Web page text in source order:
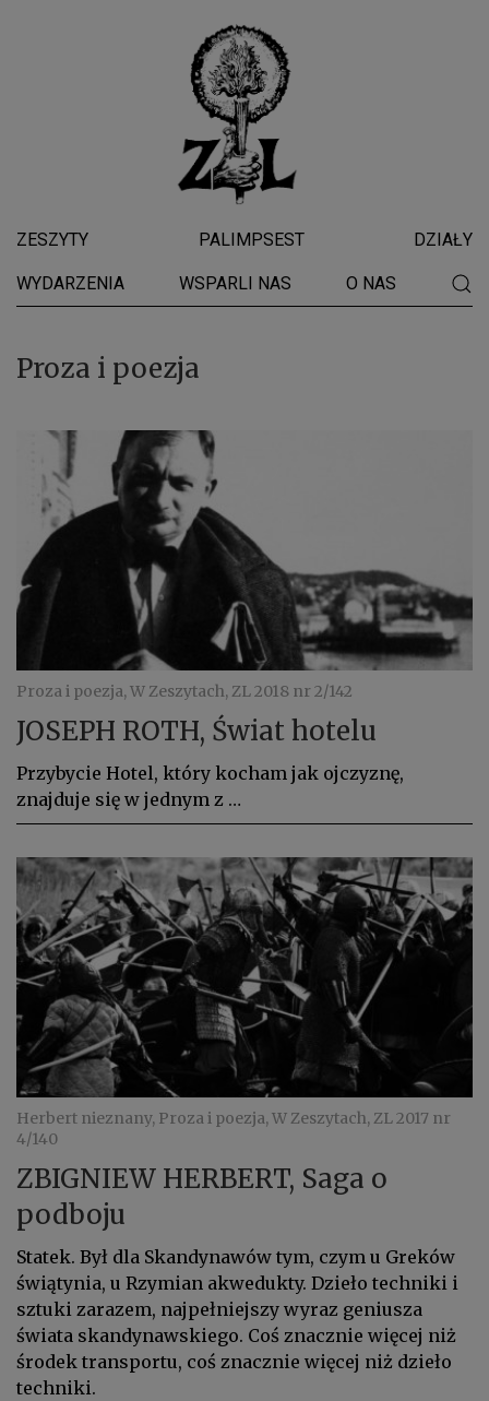
ZESZYTY PALIMPSEST DZIAŁY
WYDARZENIA WSPARLI NAS O NAS
Proza i poezja
Proza i poezja, W Zeszytach, ZL 2018 nr 2/142
JOSEPH ROTH, Świat hotelu
Przybycie Hotel, który kocham jak ojczyznę,
znajduje się w jednym z …
Herbert nieznany, Proza i poezja, W Zeszytach, ZL 2017 nr
4/140
ZBIGNIEW HERBERT, Saga o
podboju
Statek. Był dla Skandynawów tym, czym u Greków
świątynia, u Rzymian akwedukty. Dzieło techniki i
sztuki zarazem, najpełniejszy wyraz geniusza
świata skandynawskiego. Coś znacznie więcej niż
środek transportu, coś znacznie więcej niż dzieło
techniki.